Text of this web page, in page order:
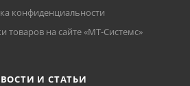
конфиденциальности
товаров на сайте «МТ-Системс»
И СТАТЬИ